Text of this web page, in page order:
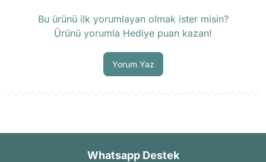
Bu ürünü ilk yorumlayan olmak ister misin?
Ürünü yorumla Hediye puan kazan!
Yorum Yaz
Whatsapp Destek